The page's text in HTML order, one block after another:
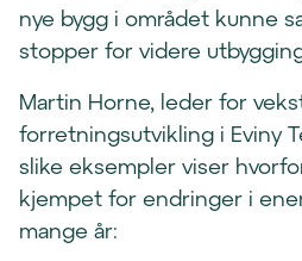
nye bygg i området kunne
stopper for videre
Martin Horne, leder for
forretningsutvikling i Eviny
slike eksempler viser
kjempet for endringer i
mange år: